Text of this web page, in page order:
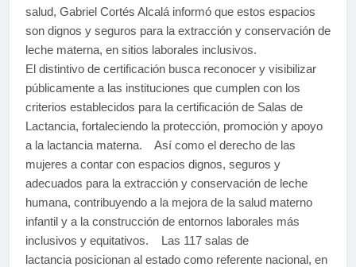
salud, Gabriel Cortés Alcalá informó que estos espacios
son dignos y seguros para la extracción y conservación de
leche materna, en sitios laborales inclusivos.
El distintivo de certificación busca reconocer y visibilizar
públicamente a las instituciones que cumplen con los
criterios establecidos para la certificación de Salas de
Lactancia, fortaleciendo la protección, promoción y apoyo
a la lactancia materna. Así como el derecho de las
mujeres a contar con espacios dignos, seguros y
adecuados para la extracción y conservación de leche
humana, contribuyendo a la mejora de la salud materno
infantil y a la construcción de entornos laborales más
inclusivos y equitativos. Las 117 salas de
lactancia posicionan al estado como referente nacional, en